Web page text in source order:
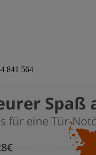
841 564